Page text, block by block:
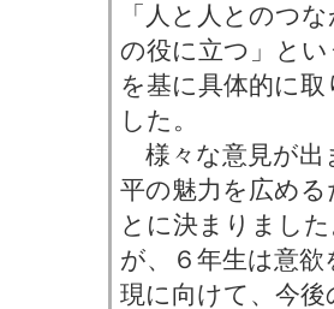
「人と人とのつ
の役に立つ」と
を基に具体的に
した。
様々な意見が出
平の魅力を広め
とに決まりまし
が、６年生は意
現に向けて、今